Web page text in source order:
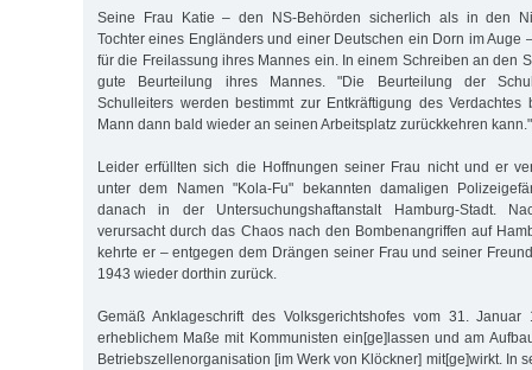
Seine Frau Katie – den NS-Behörden sicherlich als in den
Tochter eines Engländers und einer Deutschen ein Dorn im Auge
für die Freilassung ihres Mannes ein. In einem Schreiben an den
gute Beurteilung ihres Mannes. "Die Beurteilung der
Schulleiters werden bestimmt zur Entkräftigung des Verdachtes
Mann dann bald wieder an seinen Arbeitsplatz zurückkehren kann."
Leider erfüllten sich die Hoffnungen seiner Frau nicht und er
unter dem Namen "Kola-Fu" bekannten damaligen
danach in der Untersuchungshaftanstalt Hamburg-Stadt.
verursacht durch das Chaos nach den Bombenangriffen auf
kehrte er – entgegen dem Drängen seiner Frau und seiner
1943 wieder dorthin zurück.
Gemäß Anklageschrift des Volksgerichtshofes vom 31.
erheblichem Maße mit Kommunisten ein[ge]lassen und am
Betriebszellenorganisation [im Werk von Klöckner] mit[ge]wirkt. In